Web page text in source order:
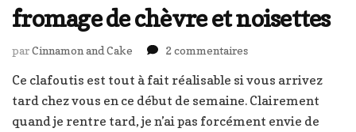
fromage de chèvre et noisettes
parCinnamon and Cake 2 commentairessur
aux
courgettes,
fromage
Ce clafoutis est tout à fait réalisable si vous arrivez
tard chez vous en ce début de semaine. Clairement
quand je rentre tard, je n’ai pas forcément envie de